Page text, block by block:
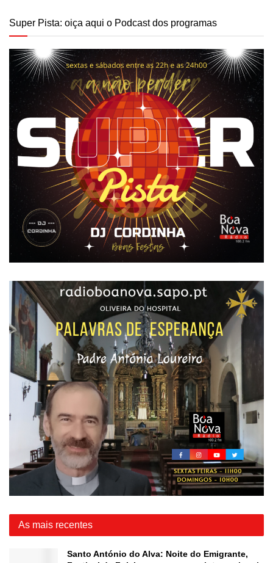
Super Pista: oiça aqui o Podcast dos programas
As mais recentes
Santo António do Alva: Noite do Emigrante,